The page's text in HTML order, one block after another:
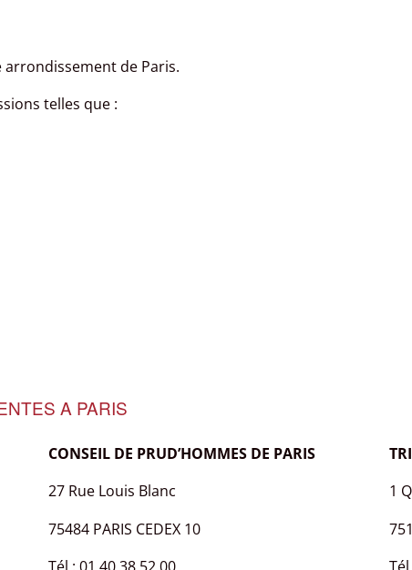
de Paris.
telles que :
A PARIS
CONSEIL DE PRUD’HOMMES DE PARIS
27 Rue Louis Blanc
75484 PARIS CEDEX 10
1